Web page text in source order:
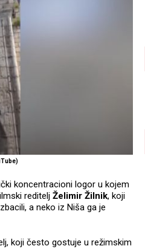
koncentracioni logor u kojem
reditelj Želimir Žilnik, koji
a neko iz Niša ga je
koji često gostuje u režimskim